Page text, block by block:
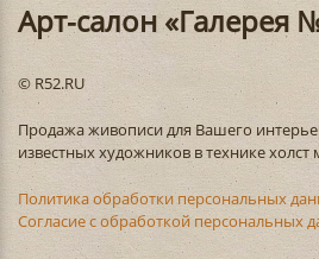
Арт-салон «Галерея
© R52.RU
Продажа живописи для Вашего
известных художников в технике холст
Политика обработки персональных
Согласие с обработкой персональных